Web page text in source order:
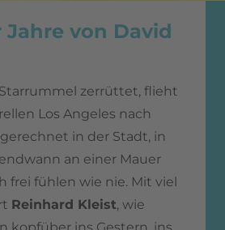
Jahre von David
zerrüttet, flieht
Los Angeles nach
in der Stadt, in
an einer Mauer
frei fühlen wie nie. Mit viel
Reinhard Kleist, wie